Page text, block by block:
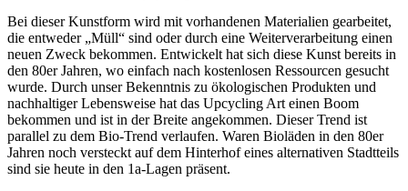
Bei dieser Kunstform wird mit vorhandenen Materialien gearbeitet,
die entweder „Müll“ sind oder durch eine Weiterverarbeitung einen
neuen Zweck bekommen. Entwickelt hat sich diese Kunst bereits in
den 80er Jahren, wo einfach nach kostenlosen Ressourcen gesucht
wurde. Durch unser Bekenntnis zu ökologischen Produkten und
nachhaltiger Lebensweise hat das Upcycling Art einen Boom
bekommen und ist in der Breite angekommen. Dieser Trend ist
parallel zu dem Bio-Trend verlaufen. Waren Bioläden in den 80er
Jahren noch versteckt auf dem Hinterhof eines alternativen Stadtteils
sind sie heute in den 1a-Lagen präsent.